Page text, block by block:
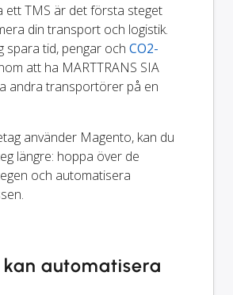
ett TMS är det första steget
din transport och logistik.
spara tid, pengar och CO2-
att ha MARTTRANS SIA
andra transportörer på en
använder Magento, kan du
längre: hoppa över de
och automatisera
automatisera